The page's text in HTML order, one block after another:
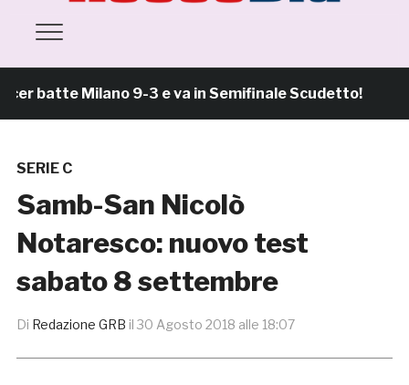
batte Milano 9-3 e va in Semifinale Scudetto!
SERIE C
Samb-San Nicolò
Notaresco: nuovo test
sabato 8 settembre
Di Redazione GRB il 30 Agosto 2018 alle 18:07